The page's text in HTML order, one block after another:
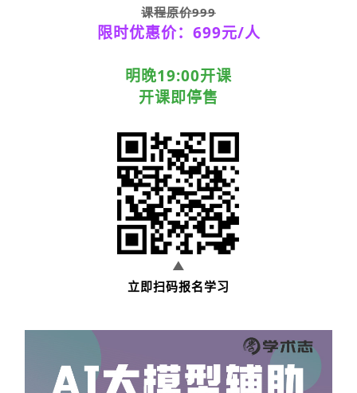
课程原价999
限时优惠价：699元/人
明晚19:00开课
开课即停售
▲
立即扫码报名学习